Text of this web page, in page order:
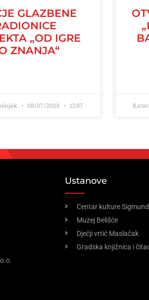
GLAZBENE
„OD IGRE
ZNANJA“
08/07/2026 12:57
Ustanove
Centar kulture
Muzej Belišće
Dječji vrtić Maslačak
Gradska knjižnica i